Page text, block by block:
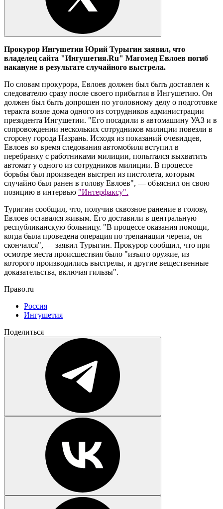
Прокурор Ингушетии Юрий Турыгин заявил, что
владелец сайта "Ингушетия.Ru" Магомед Евлоев погиб
накануне в результате случайного выстрела.
По словам прокурора, Евлоев должен был быть доставлен к
следователю сразу после своего прибытия в Ингушетию. Он
должен был быть допрошен по уголовному делу о подготовке
теракта возле дома одного из сотрудников администрации
президента Ингушетии. "Его посадили в автомашину УАЗ и в
сопровождении нескольких сотрудников милиции повезли в
сторону города Назрань. Исходя из показаний очевидцев,
Евлоев во время следования автомобиля вступил в
перебранку с работниками милиции, попытался выхватить
автомат у одного из сотрудников милиции. В процессе
борьбы был произведен выстрел из пистолета, которым
случайно был ранен в голову Евлоев", — объяснил он свою
позицию в интервью "Интерфаксу".
Туригин сообщил, что, получив сквозное ранение в голову,
Евлоев оставался живым. Его доставили в центральную
республиканскую больницу. "В процессе оказания помощи,
когда была проведена операция по трепанации черепа, он
скончался", — заявил Турыгин. Прокурор сообщил, что при
осмотре места происшествия было "изъято оружие, из
которого производились выстрелы, и другие вещественные
доказательства, включая гильзы".
Право.ru
Россия
Ингушетия
Поделиться